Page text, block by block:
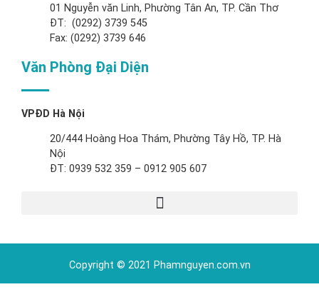
01 Nguyễn văn Linh, Phường Tân An, TP. Cần Thơ
ĐT: (0292) 3739 545
Fax: (0292) 3739 646
Văn Phòng Đại Diện
VPĐD Hà Nội
20/444 Hoàng Hoa Thám, Phường Tây Hồ, TP. Hà
Nội
ĐT: 0939 532 359 – 0912 905 607
Copyright © 2021 Phamnguyen.com.vn